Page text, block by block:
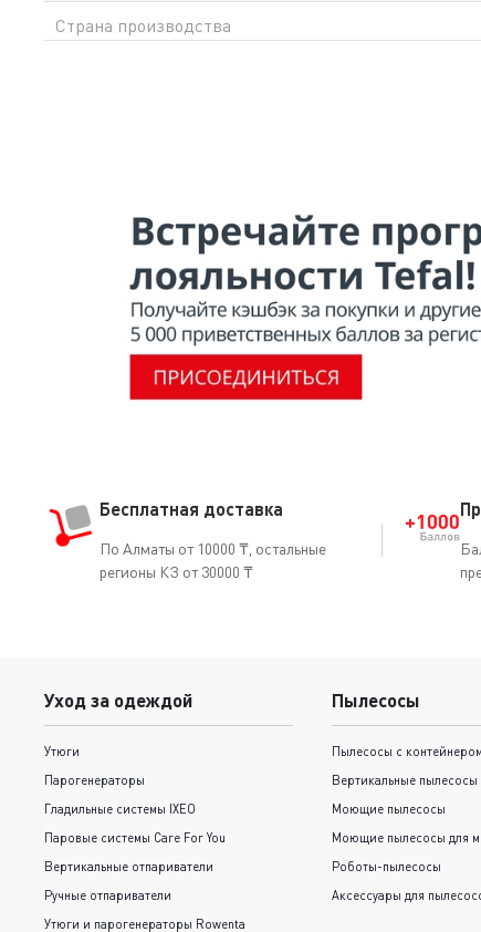
Страна производства
Бесплатная доставка
По Алматы от 10000 ₸, остальные
регионы КЗ от 30000 ₸
Уход за одеждой
Утюги
Парогенераторы
Гладильные системы IXEO
Паровые системы Care For You
Вертикальные отпариватели
Ручные отпариватели
Утюги и парогенераторы Rowenta
Пылесосы
Пылесосы с контейнером
Вертикальные пылесосы
Моющие пылесосы
Моющие пылесосы для
Роботы-пылесосы
Аксессуары для